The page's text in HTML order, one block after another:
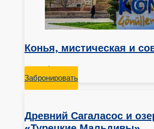
Конья, мистическая и
2 дня / 1 ночь
Забронировать
Древний Сагаласос и